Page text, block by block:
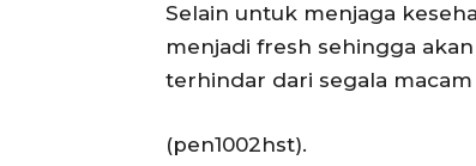
Selain untuk menjaga
menjadi fresh sehingga
terhindar dari segala
(pen1002hst).